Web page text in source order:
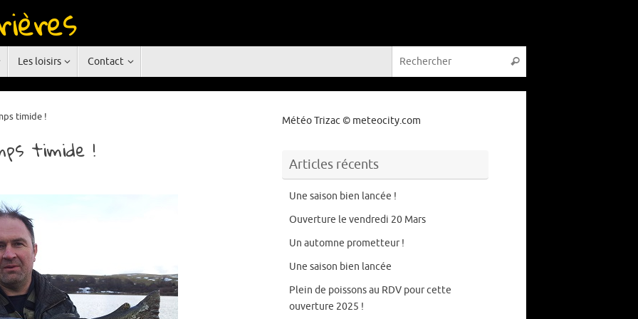
Les loisirs Contact Rechercher
timide !
timide !
Météo Trizac © meteocity.com
Articles récents
Une saison bien lancée !
Ouverture le vendredi 20 Mars
Un automne prometteur !
Une saison bien lancée
Plein de poissons au RDV pour cette
ouverture 2025 !